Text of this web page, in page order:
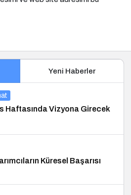
Yeni Haberler
Haftasında Vizyona Girecek
Küresel Başarısı